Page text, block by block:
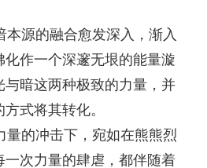
源的融合愈发深入，渐入
作一个深邃无垠的能量漩
暗这两种极致的力量，并
式将其转化。
的冲击下，宛如在熊熊烈
一次力量的肆虐，都伴随着